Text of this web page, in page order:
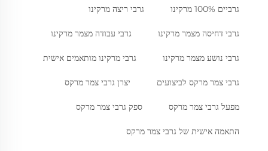
גרביים 100% מרקינו גרבי ריצה מרקינו
גרבי דחיסה מצמר מרקינו גרבי עבודה מצמר מרקינו
גרבי נושע מצמר מרקינו גרבי מרקינו מותאמים אישית
גרבי צמר מרקס לביצועים יצרן גרבי צמר מרקס
מפעל גרבי צמר מרקס ספק גרבי צמר מרקס
התאמה אישית של גרבי צמר מרקס